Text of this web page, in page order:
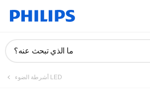
ما الذي تبحث عنه؟
أشرطة الضوء LED